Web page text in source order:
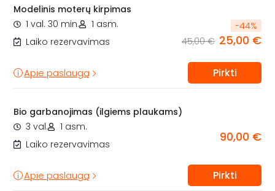
Modelinis moterų kirpimas
1 val. 30 min.
1 asm.
Laiko rezervavimas
-44%
45,00 € 25,00 €
Apie paslaugą Pirkti
Bio garbanojimas (ilgiems plaukams)
3 val.
1 asm.
Laiko rezervavimas
90,00 €
Apie paslaugą Pirkti